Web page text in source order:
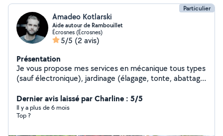
Particulier
Amadeo Kotlarski
Aide autour de Rambouillet
Écrosnes (Écrosnes)
5/5 (2 avis)
Présentation
Je vous propose mes services en mécanique tous types
(sauf électronique), jardinage (élagage, tonte, abattage,
déménagements. Outils à disposition : tracteur-
tondeuse/tondeuse, débroussailleur, souffleur,
tronçonneuse, élagueur Diagnostic complet véhicule
Dernier avis laissé par Charline : 5/5
Il y a plus de 6 mois
Top ?